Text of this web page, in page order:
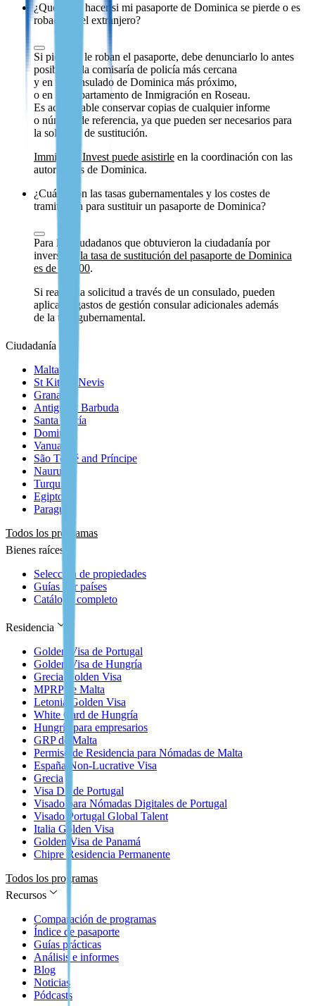
¿Qué debo hacer si mi pasaporte de Dominica se pierde o es
robado en el extranjero?
Si pierde o le roban el pasaporte, debe denunciarlo lo antes
posible en la comisaría de policía más cercana
y en el Consulado de Dominica más próximo,
o en el Departamento de Inmigración en Roseau.
Es aconsejable conservar copias de cualquier informe
o número de referencia, ya que pueden ser necesarios para
la solicitud de sustitución.
Immigrant Invest puede asistirle en la coordinación con las
autoridades de Dominica.
¿Cuáles son las tasas gubernamentales y los costes de
tramitación para sustituir un pasaporte de Dominica?
Para los ciudadanos que obtuvieron la ciudadanía por
inversión, la tasa de sustitución del pasaporte de Dominica
es de $2,000.
Si realiza la solicitud a través de un consulado, pueden
aplicarse gastos de gestión consular adicionales además
de la tasa gubernamental.
Ciudadanía
Malta
St Kitts y Nevis
Granada
Antigua y Barbuda
Santa Lucía
Dominica
Vanuatu
São Tomé and Príncipe
Nauru
Turquía
Egipto
Paraguay
Todos los programas
Bienes raíces
Selección de propiedades
Guías por países
Catálogo completo
Residencia
Golden Visa de Portugal
Golden Visa de Hungría
Grecia Golden Visa
MPRP de Malta
Letonia Golden Visa
White Card de Hungría
Hungría para empresarios
GRP de Malta
Permiso de Residencia para Nómadas de Malta
España Non-Lucrative Visa
Grecia
Visa D7 de Portugal
Visado para Nómadas Digitales de Portugal
Visado Portugal Global Talent
Italia Golden Visa
Golden Visa de Panamá
Chipre Residencia Permanente
Todos los programas
Recursos
Comparación de programas
Índice de pasaporte
Guías prácticas
Análisis e informes
Blog
Noticias
Pódcasts